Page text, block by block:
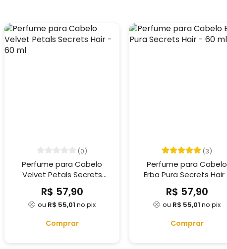
(0)
Perfume para Cabelo
Velvet Petals Secrets
R$ 57,90
ou R$ 55,01 no pix
Comprar
(3)
Perfume para Cabelo
Erba Pura Secrets Hair -
R$ 57,90
ou R$ 55,01 no pix
Comprar